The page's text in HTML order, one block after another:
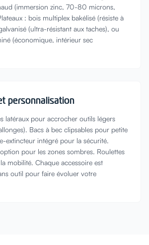
(immersion zinc, 70-80 microns,
: bois multiplex bakélisé (résiste à
(ultra-résistant aux taches), ou
(économique, intérieur sec
personnalisation
latéraux pour accrocher outils légers
Bacs à bec clipsables pour petite
extincteur intégré pour la sécurité.
pour les zones sombres. Roulettes
mobilité. Chaque accessoire est
outil pour faire évoluer votre